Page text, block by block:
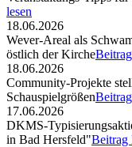
lesen
18.06.2026
Wever-Areal als
östlich der Kirche
18.06.2026
Community-Projekte
Schauspielgrößen
17.06.2026
DKMS-
in Bad Hersfeld"Beitrag